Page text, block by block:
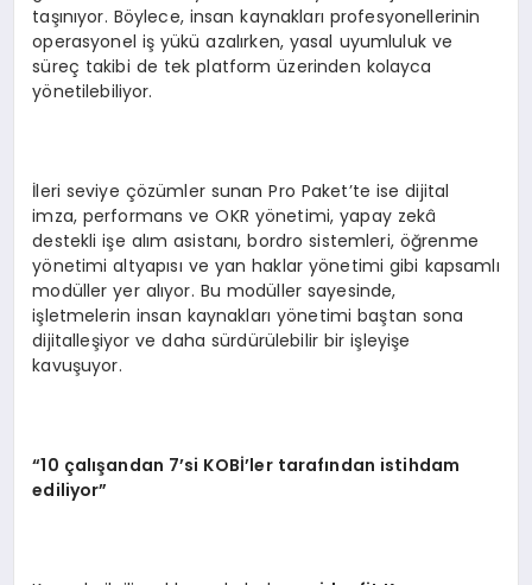
taşınıyor. Böylece, insan kaynakları profesyonellerinin
operasyonel iş yükü azalırken, yasal uyumluluk ve
süreç takibi de tek platform üzerinden kolayca
yönetilebiliyor.
İleri seviye çözümler sunan Pro Paket’te ise dijital
imza, performans ve OKR yönetimi, yapay zekâ
destekli işe alım asistanı, bordro sistemleri, öğrenme
yönetimi altyapısı ve yan haklar yönetimi gibi kapsamlı
modüller yer alıyor. Bu modüller sayesinde,
işletmelerin insan kaynakları yönetimi baştan sona
dijitalleşiyor ve daha sürdürülebilir bir işleyişe
kavuşuyor.
“10 çalışandan 7’si KOBİ’ler tarafından istihdam
ediliyor”